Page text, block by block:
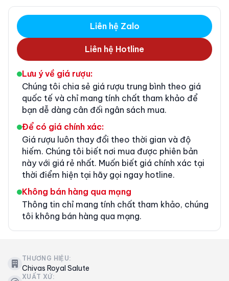
Liên hệ Zalo
Liên hệ Hotline
Lưu ý về giá rượu:
Chúng tôi chia sẻ giá rượu trung bình theo giá
quốc tế và chỉ mang tính chất tham khảo để
bạn dễ dàng cân đối ngân sách mua.
Để có giá chính xác:
Giá rượu luôn thay đổi theo thời gian và độ
hiếm. Chúng tôi biết nơi mua được phiên bản
này với giá rẻ nhất. Muốn biết giá chính xác tại
thời điểm hiện tại hãy gọi ngay hotline.
Không bán hàng qua mạng
Thông tin chỉ mang tính chất tham khảo, chúng
tôi không bán hàng qua mạng.
THƯƠNG HIỆU:
Chivas Royal Salute
XUẤT XỨ: